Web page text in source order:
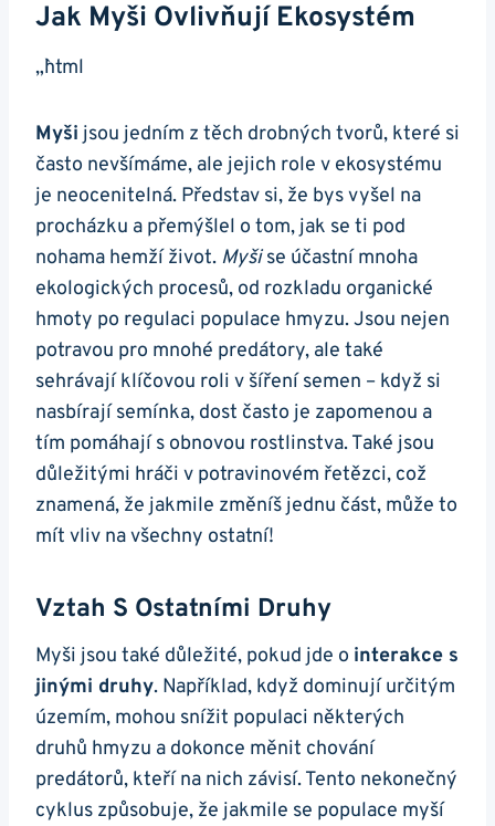
Jak Myši Ovlivňují Ekosystém
„`html
Myši jsou jedním z těch drobných tvorů, které si
často nevšímáme, ale jejich role v ekosystému
je neocenitelná. Představ si, že bys vyšel na
procházku a přemýšlel o tom, jak se ti pod
nohama hemží život. Myšise účastní mnoha
ekologických procesů, od rozkladu organické
hmoty po regulaci populace hmyzu. Jsou nejen
potravou pro mnohé predátory, ale také
sehrávají klíčovou roli v šíření semen – když si
nasbírají semínka, dost často je zapomenou a
tím pomáhají s obnovou rostlinstva. Také jsou
důležitými hráči v potravinovém řetězci, což
znamená, že jakmile změníš jednu část, může to
mít vliv na všechny ostatní!
Vztah S Ostatními Druhy
Myši jsou také důležité, pokud jde o interakce s
jinými druhy. Například, když dominují určitým
územím, mohou snížit populaci některých
druhů hmyzu a dokonce měnit chování
predátorů, kteří na nich závisí. Tento nekonečný
cyklus způsobuje, že jakmile se populace myší